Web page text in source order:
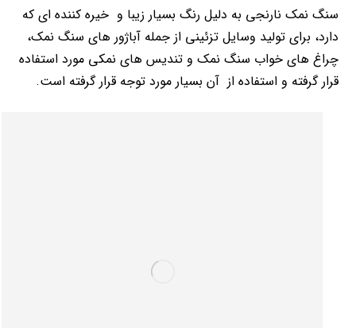
سنگ نمک نارنجی به دلیل رنگ بسیار زیبا و خیره کننده ای که
دارد، برای تولید وسایل تزئینی از جمله آباژور های سنگ نمک،
چراغ های خواب سنگ نمک و تندیس های نمکی مورد استفاده
قرار گرفته و استفاده از آن بسیار مورد توجه قرار گرفته است.